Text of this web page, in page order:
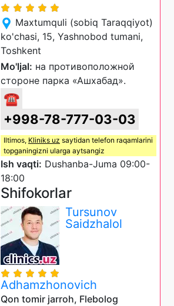
Maxtumquli (sobiq Taraqqiyot)
ko'chasi, 15, Yashnobod tumani,
Toshkent
Mo'ljal: на противоположной
стороне парка «Ашхабад».
☎
+998-78-777-03-03
Iltimos, Kliniks uz saytidan telefon raqamlarini
topganingizni ularga aytsangiz
Ish vaqti: Dushanba-Juma 09:00-
18:00
Shifokorlar
Tursunov
Saidzhalol
Adhamzhonovich
Qon tomir jarroh, Flebolog